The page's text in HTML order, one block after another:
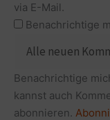
via E-Mail.
Benachrichtige
Benachrichtige
kannst auch
abonnieren.